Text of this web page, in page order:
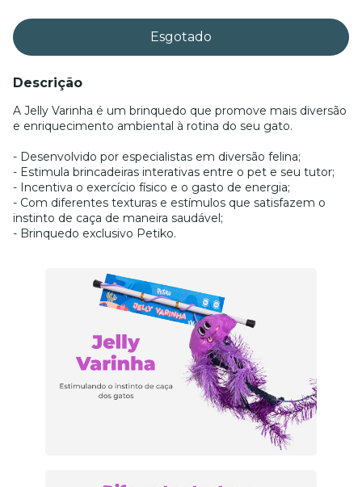
Descrição
A Jelly Varinha é um brinquedo que promove mais diversão
e enriquecimento ambiental à rotina do seu gato.
- Desenvolvido por especialistas em diversão felina;
- Estimula brincadeiras interativas entre o pet e seu tutor;
- Incentiva o exercício físico e o gasto de energia;
- Com diferentes texturas e estímulos que satisfazem o
instinto de caça de maneira saudável;
- Brinquedo exclusivo Petiko.